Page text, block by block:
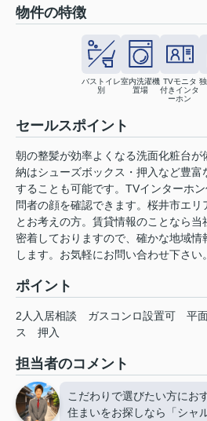
物件の特徴
バストイレ
別
室内洗濯機
置場
TVモニタ
付きインタ
ーホン
セールスポイント
朝の整髪が効率よくなる洗面化粧台が
納はシューズボックス・押入など豊富
することも可能です。TVインターホ
問者の顔を確認できます。桜井市エ
とお考えの方。賃貸情報のことなら
密着しておりますので、確かな地域情
します。お気軽にお問い合わせ下さい。
ポイント
2人入居相談 ガスコンロ設置可 平
ス
押入
担当者のコメント
こだわりで選びたい方にお
住まいをお探しなら「シャ